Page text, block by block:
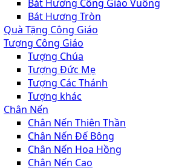
Bát Hương Công Giáo Vuông
Bát Hương Tròn
Quà Tặng Công Giáo
Tượng Công Giáo
Tượng Chúa
Tượng Đức Mẹ
Tượng Các Thánh
Tượng khác
Chân Nến
Chân Nến Thiên Thần
Chân Nến Đế Bông
Chân Nến Hoa Hồng
Chân Nến Cao